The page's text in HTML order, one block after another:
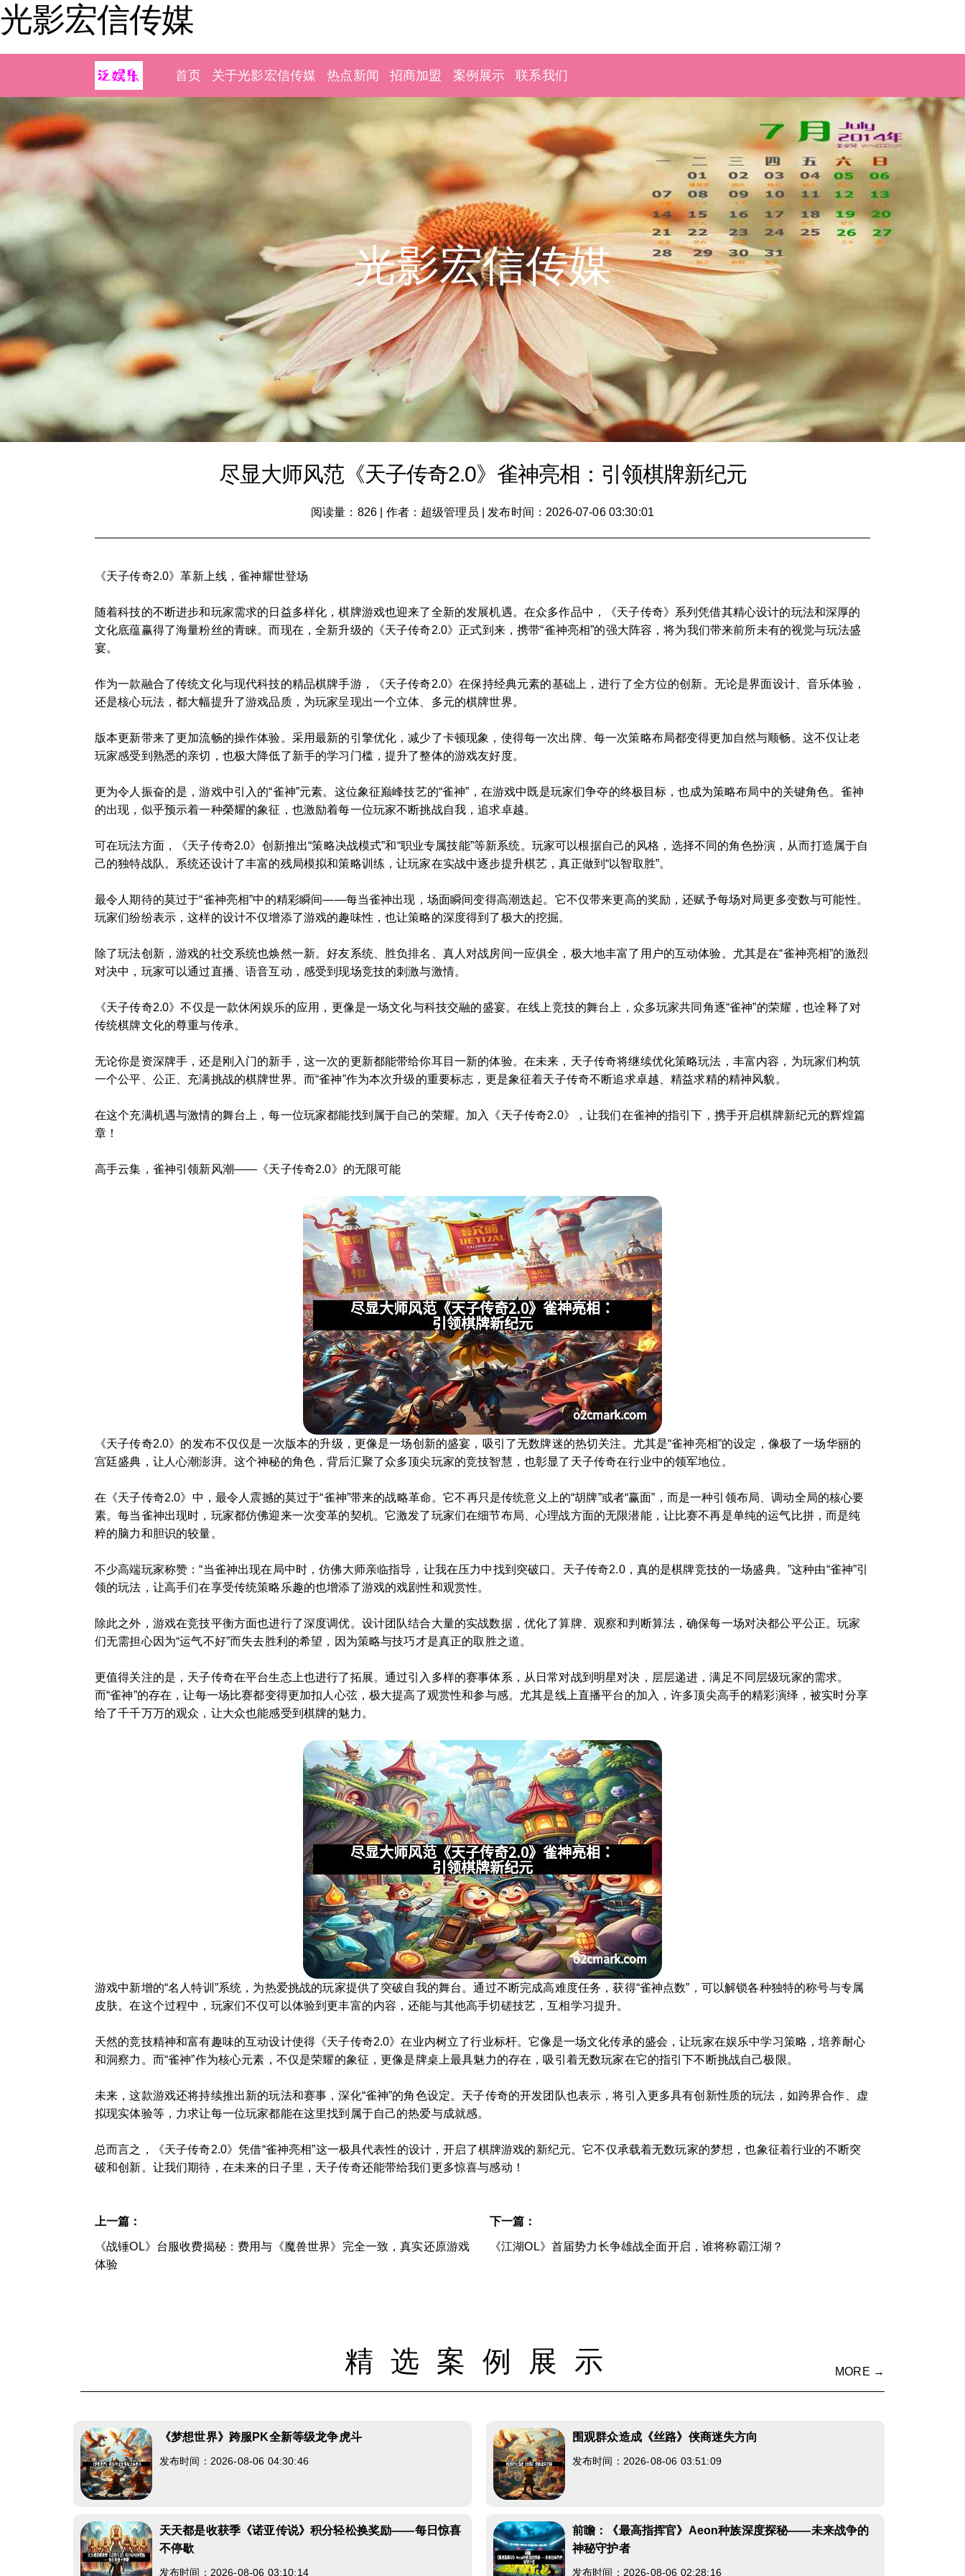
光影宏信传媒
首页 关于光影宏信传媒 热点新闻 招商加盟 案例展示 联系我们
光影宏信传媒
尽显大师风范《天子传奇2.0》雀神亮相：引领棋牌新纪元
阅读量：826 作者：超级管理员 发布时间：2026-07-06 03:30:01
《天子传奇2.0》革新上线，雀神耀世登场
随着科技的不断进步和玩家需求的日益多样化，棋牌游戏也迎来了全新的发展机遇。在众多作品中，《天子传奇》系列凭借其精心设计的玩法和深厚的
文化底蕴赢得了海量粉丝的青睐。而现在，全新升级的《天子传奇2.0》正式到来，携带“雀神亮相”的强大阵容，将为我们带来前所未有的视觉与玩法盛
宴。
作为一款融合了传统文化与现代科技的精品棋牌手游，《天子传奇2.0》在保持经典元素的基础上，进行了全方位的创新。无论是界面设计、音乐体验，
还是核心玩法，都大幅提升了游戏品质，为玩家呈现出一个立体、多元的棋牌世界。
版本更新带来了更加流畅的操作体验。采用最新的引擎优化，减少了卡顿现象，使得每一次出牌、每一次策略布局都变得更加自然与顺畅。这不仅让老
玩家感受到熟悉的亲切，也极大降低了新手的学习门槛，提升了整体的游戏友好度。
更为令人振奋的是，游戏中引入的“雀神”元素。这位象征巅峰技艺的“雀神”，在游戏中既是玩家们争夺的终极目标，也成为策略布局中的关键角色。雀神
的出现，似乎预示着一种榮耀的象征，也激励着每一位玩家不断挑战自我，追求卓越。
可在玩法方面，《天子传奇2.0》创新推出“策略决战模式”和“职业专属技能”等新系统。玩家可以根据自己的风格，选择不同的角色扮演，从而打造属于自
己的独特战队。系统还设计了丰富的残局模拟和策略训练，让玩家在实战中逐步提升棋艺，真正做到“以智取胜”。
最令人期待的莫过于“雀神亮相”中的精彩瞬间——每当雀神出现，场面瞬间变得高潮迭起。它不仅带来更高的奖励，还赋予每场对局更多变数与可能性。
玩家们纷纷表示，这样的设计不仅增添了游戏的趣味性，也让策略的深度得到了极大的挖掘。
除了玩法创新，游戏的社交系统也焕然一新。好友系统、胜负排名、真人对战房间一应俱全，极大地丰富了用户的互动体验。尤其是在“雀神亮相”的激烈
对决中，玩家可以通过直播、语音互动，感受到现场竞技的刺激与激情。
《天子传奇2.0》不仅是一款休闲娱乐的应用，更像是一场文化与科技交融的盛宴。在线上竞技的舞台上，众多玩家共同角逐“雀神”的荣耀，也诠释了对
传统棋牌文化的尊重与传承。
无论你是资深牌手，还是刚入门的新手，这一次的更新都能带给你耳目一新的体验。在未来，天子传奇将继续优化策略玩法，丰富内容，为玩家们构筑
一个公平、公正、充满挑战的棋牌世界。而“雀神”作为本次升级的重要标志，更是象征着天子传奇不断追求卓越、精益求精的精神风貌。
在这个充满机遇与激情的舞台上，每一位玩家都能找到属于自己的荣耀。加入《天子传奇2.0》，让我们在雀神的指引下，携手开启棋牌新纪元的辉煌篇
章！
高手云集，雀神引领新风潮——《天子传奇2.0》的无限可能
《天子传奇2.0》的发布不仅仅是一次版本的升级，更像是一场创新的盛宴，吸引了无数牌迷的热切关注。尤其是“雀神亮相”的设定，像极了一场华丽的
宫廷盛典，让人心潮澎湃。这个神秘的角色，背后汇聚了众多顶尖玩家的竞技智慧，也彰显了天子传奇在行业中的领军地位。
在《天子传奇2.0》中，最令人震撼的莫过于“雀神”带来的战略革命。它不再只是传统意义上的“胡牌”或者“赢面”，而是一种引领布局、调动全局的核心要
素。每当雀神出现时，玩家都仿佛迎来一次变革的契机。它激发了玩家们在细节布局、心理战方面的无限潜能，让比赛不再是单纯的运气比拼，而是纯
粹的脑力和胆识的较量。
不少高端玩家称赞：“当雀神出现在局中时，仿佛大师亲临指导，让我在压力中找到突破口。天子传奇2.0，真的是棋牌竞技的一场盛典。”这种由“雀神”引
领的玩法，让高手们在享受传统策略乐趣的也增添了游戏的戏剧性和观赏性。
除此之外，游戏在竞技平衡方面也进行了深度调优。设计团队结合大量的实战数据，优化了算牌、观察和判断算法，确保每一场对决都公平公正。玩家
们无需担心因为“运气不好”而失去胜利的希望，因为策略与技巧才是真正的取胜之道。
更值得关注的是，天子传奇在平台生态上也进行了拓展。通过引入多样的赛事体系，从日常对战到明星对决，层层递进，满足不同层级玩家的需求。
而“雀神”的存在，让每一场比赛都变得更加扣人心弦，极大提高了观赏性和参与感。尤其是线上直播平台的加入，许多顶尖高手的精彩演绎，被实时分享
给了千千万万的观众，让大众也能感受到棋牌的魅力。
游戏中新增的“名人特训”系统，为热爱挑战的玩家提供了突破自我的舞台。通过不断完成高难度任务，获得“雀神点数”，可以解锁各种独特的称号与专属
皮肤。在这个过程中，玩家们不仅可以体验到更丰富的内容，还能与其他高手切磋技艺，互相学习提升。
天然的竞技精神和富有趣味的互动设计使得《天子传奇2.0》在业内树立了行业标杆。它像是一场文化传承的盛会，让玩家在娱乐中学习策略，培养耐心
和洞察力。而“雀神”作为核心元素，不仅是荣耀的象征，更像是牌桌上最具魅力的存在，吸引着无数玩家在它的指引下不断挑战自己极限。
未来，这款游戏还将持续推出新的玩法和赛事，深化“雀神”的角色设定。天子传奇的开发团队也表示，将引入更多具有创新性质的玩法，如跨界合作、虚
拟现实体验等，力求让每一位玩家都能在这里找到属于自己的热爱与成就感。
总而言之，《天子传奇2.0》凭借“雀神亮相”这一极具代表性的设计，开启了棋牌游戏的新纪元。它不仅承载着无数玩家的梦想，也象征着行业的不断突
破和创新。让我们期待，在未来的日子里，天子传奇还能带给我们更多惊喜与感动！
上一篇：
《战锤OL》台服收费揭秘：费用与《魔兽世界》完全一致，真实还原游戏
体验
下一篇：
《江湖OL》首届势力长争雄战全面开启，谁将称霸江湖？
精选案例展示 MORE →
《梦想世界》跨服PK全新等级龙争虎斗
发布时间：2026-08-06 04:30:46
围观群众造成《丝路》侠商迷失方向
发布时间：2026-08-06 03:51:09
天天都是收获季《诺亚传说》积分轻松换奖励——每日惊喜
不停歇
发布时间：2026-08-06 03:10:14
前瞻：《最高指挥官》Aeon种族深度探秘——未来战争的
神秘守护者
发布时间：2026-08-06 02:28:16